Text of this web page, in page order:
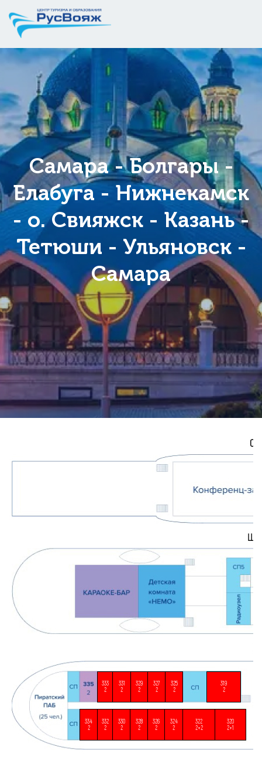
Самара - Болгары -
Елабуга - Нижнекамск
- о. Свияжск - Казань -
Тетюши - Ульяновск -
Самара
333
2
331
2
329
2
327
2
325
2
319
2
334
2
332
2
330
2
328
2
326
2
324
2
322
2+2
320
2+1